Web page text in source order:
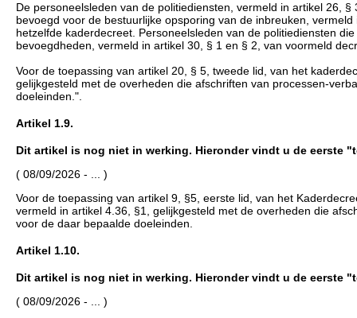
De personeelsleden van de politiediensten, vermeld in artikel 26,
bevoegd voor de bestuurlijke opsporing van de inbreuken,
hetzelfde kaderdecreet. Personeelsleden van de politiediensten
bevoegdheden, vermeld in artikel 30, § 1 en § 2, van voormeld
Voor de toepassing van artikel 20, § 5, tweede lid, van het
gelijkgesteld met de overheden die afschriften van processen-
doeleinden.".
Artikel 1.9.
Dit artikel is nog niet in werking. Hieronder vindt u de eerste
( 08/09/2026 - ... )
Voor de toepassing van artikel 9, §5, eerste lid, van het
vermeld in artikel 4.36, §1, gelijkgesteld met de overheden die
voor de daar bepaalde doeleinden.
Artikel 1.10.
Dit artikel is nog niet in werking. Hieronder vindt u de eerste
( 08/09/2026 - ... )